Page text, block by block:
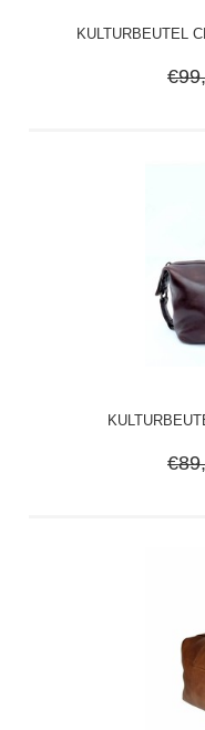
KULTURBEUTEL